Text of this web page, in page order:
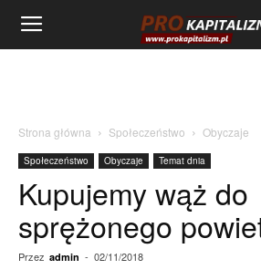
Strona główna Społeczeństwo Obyczaje
Społeczeństwo Obyczaje Temat dnia
Kupujemy wąż do
sprężonego
Przez admin - 02/11/2018